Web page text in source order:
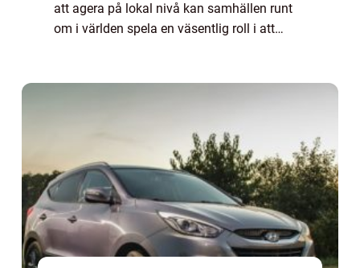
att agera på lokal nivå kan samhällen runt
om i världen spela en väsentlig roll i att